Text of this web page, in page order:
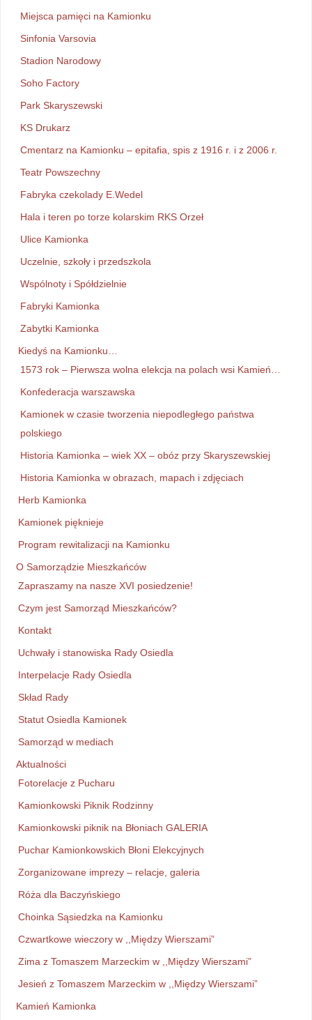
Miejsca pamięci na Kamionku
Sinfonia Varsovia
Stadion Narodowy
Soho Factory
Park Skaryszewski
KS Drukarz
Cmentarz na Kamionku – epitafia, spis z 1916 r. i z 2006 r.
Teatr Powszechny
Fabryka czekolady E.Wedel
Hala i teren po torze kolarskim RKS Orzeł
Ulice Kamionka
Uczelnie, szkoły i przedszkola
Wspólnoty i Spółdzielnie
Fabryki Kamionka
Zabytki Kamionka
Kiedyś na Kamionku…
1573 rok – Pierwsza wolna elekcja na polach wsi Kamień…
Konfederacja warszawska
Kamionek w czasie tworzenia niepodległego państwa
polskiego
Historia Kamionka – wiek XX – obóz przy Skaryszewskiej
Historia Kamionka w obrazach, mapach i zdjęciach
Herb Kamionka
Kamionek pięknieje
Program rewitalizacji na Kamionku
O Samorządzie Mieszkańców
Zapraszamy na nasze XVI posiedzenie!
Czym jest Samorząd Mieszkańców?
Kontakt
Uchwały i stanowiska Rady Osiedla
Interpelacje Rady Osiedla
Skład Rady
Statut Osiedla Kamionek
Samorząd w mediach
Aktualności
Fotorelacje z Pucharu
Kamionkowski Piknik Rodzinny
Kamionkowski piknik na Błoniach GALERIA
Puchar Kamionkowskich Błoni Elekcyjnych
Zorganizowane imprezy – relacje, galeria
Róża dla Baczyńskiego
Choinka Sąsiedzka na Kamionku
Czwartkowe wieczory w ,,Między Wierszami”
Zima z Tomaszem Marzeckim w ,,Między Wierszami”
Jesień z Tomaszem Marzeckim w ,,Między Wierszami”
Kamień Kamionka